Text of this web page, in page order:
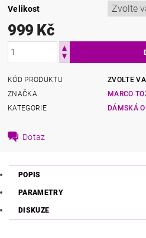
Velikost
999 Kč
KÓD PRODUKTU
ZVOLTE
ZNAČKA
MARCO
KATEGORIE
DÁMSKÁ
Dotaz
POPIS
PARAMETRY
DISKUZE